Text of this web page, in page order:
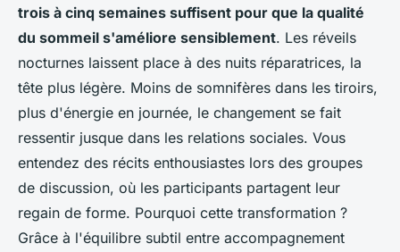
trois à cinq semaines suffisent pour que la qualité
du sommeil s'améliore sensiblement. Les réveils
nocturnes laissent place à des nuits réparatrices, la
tête plus légère. Moins de somnifères dans les tiroirs,
plus d'énergie en journée, le changement se fait
ressentir jusque dans les relations sociales. Vous
entendez des récits enthousiastes lors des groupes
de discussion, où les participants partagent leur
regain de forme. Pourquoi cette transformation ?
Grâce à l'équilibre subtil entre accompagnement